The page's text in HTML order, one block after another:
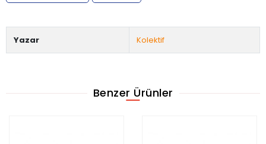
Yazar Kolektif
Benzer Ürünler